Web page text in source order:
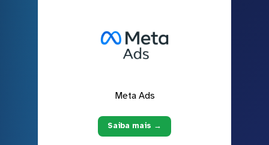
Meta Ads
Saiba mais →